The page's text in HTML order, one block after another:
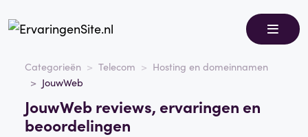
Categorieën Telecom
Hosting en domeinnamen
JouwWeb
JouwWeb reviews, ervaringen en
beoordelingen